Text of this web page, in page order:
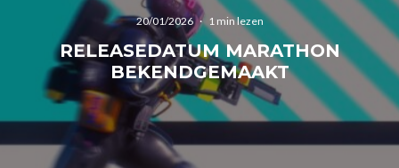
20/01/2026 · 1 min lezen
RELEASEDATUM MARATHON
BEKENDGEMAAKT